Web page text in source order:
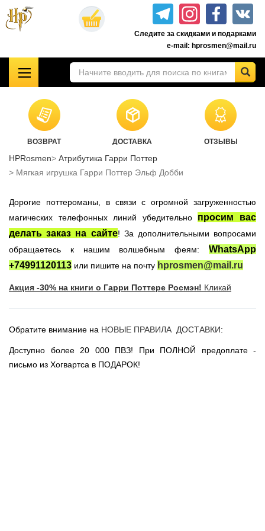
Перейти
Следите за скидками и подарками
e-mail: hprosmen@mail.ru
Комплекты книг о Гарри Поттере
Акционные товары к комплекту 7 книг Росмэн
Гарри Поттер на английском
Настольные игры
Атрибутика Гарри Поттер
Одежда Гарри Поттер
Сладости Jelly Belly
НОВИНКИ САЙТА
Вселенная DC
ВОЗВРАТ ДОСТАВКА ОТЗЫВЫ
HPRosmen
Атрибутика Гарри Поттер
Мягкая игрушка Гарри Поттер Эльф Добби
Дорогие поттероманы, в связи с огромной загруженностью
магических телефонных линий убедительно просим вас
делать заказ на сайте! За дополнительными вопросами
обращаетесь к нашим волшебным феям:
WhatsApp
+74991120113 или пишите на почту hprosmen@mail.ru
Акция -30% на книги о Гарри Поттере Росмэн! Кликай
Обратите внимание на НОВЫЕ ПРАВИЛА ДОСТАВКИ:
Доступно более 20 000 ПВЗ! При ПОЛНОЙ предоплате -
письмо из Хогвартса в ПОДАРОК!